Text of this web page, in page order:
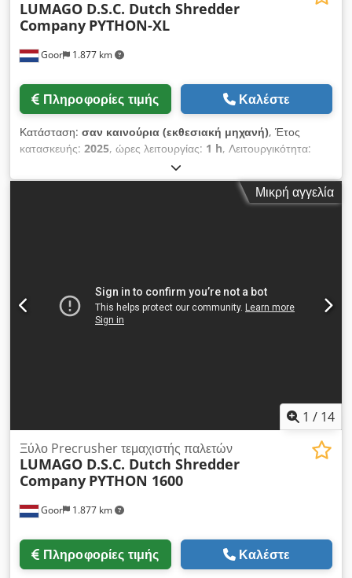
Goor 1.877 km
LUMAGO D.S.C. Dutch Shredder
Company PYTHON-XL
Πληροφορίες τιμής Καλέστε
Κατάσταση: σαν καινούρια (εκθεσιακή μηχανή), Έτος
κατασκευής: 2025, ώρες λειτουργίας: 1 h, Λειτουργικότητα:
, Compact Καταστροφέας τύπου
PYTHON-XL 1600, με ηλεκτροκινητήρα 15 KW, 400V 50Hz• •
Ηλεκτρικός μειωτήρας 15KW, 400V, 3phs, 50Hz 40%
διακόπτη επιλογέα on/off και διακοπή έκτακτης ανάγκης •
Μετακινείται εύκολα είτε με περονοφόρο ανυψωτικό είτε με
ανυψωτικά μάτια • Βάρος περίπου. 2700 κιλά • Ολοκληρωμένο
Μικρή αγγελία
1 / 14
Goor 1.877 km
Ξύλο Precrusher τεμαχιστής παλετών
LUMAGO D.S.C. Dutch Shredder
Company PYTHON 1600
Πληροφορίες τιμής Καλέστε